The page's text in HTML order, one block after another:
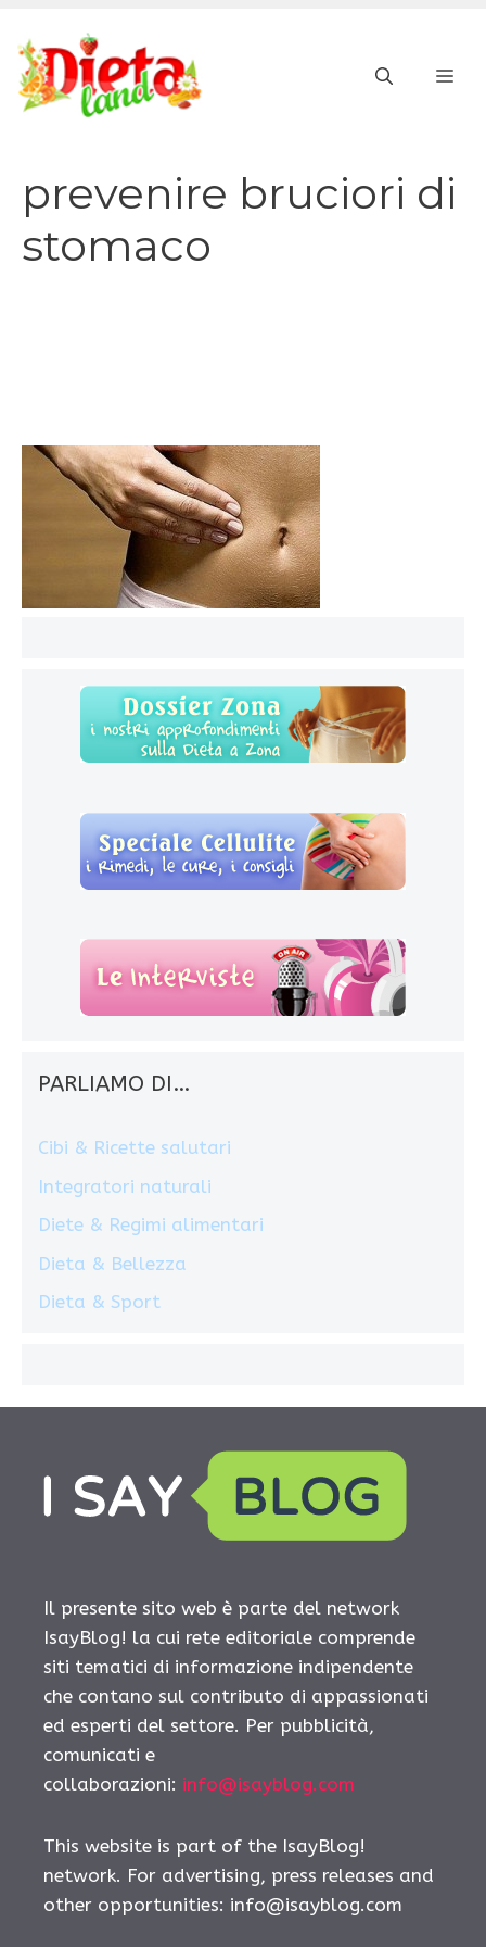
contenuto
prevenire bruciori di
stomaco
PARLIAMO DI…
Cibi & Ricette salutari
Integratori naturali
Diete & Regimi alimentari
Dieta & Bellezza
Dieta & Sport
Il presente sito web è parte del network
IsayBlog! la cui rete editoriale comprende
siti tematici di informazione indipendente
che contano sul contributo di appassionati
ed esperti del settore. Per pubblicità,
comunicati e
collaborazioni: info@isayblog.com
This website is part of the IsayBlog!
network. For advertising, press releases and
other opportunities: info@isayblog.com